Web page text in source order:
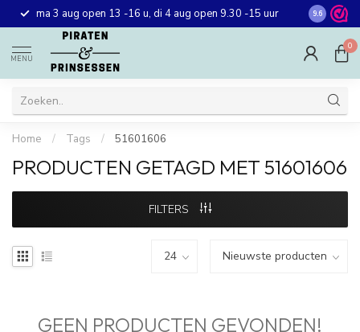
ma 3 aug open 13 -16 u, di 4 aug open 9.30 -15 uur Gratis
winkel in
9.6
MENU
0
Home / Tags / 51601606
PRODUCTEN GETAGD MET 51601606
FILTERS
GEEN PRODUCTEN GEVONDEN!